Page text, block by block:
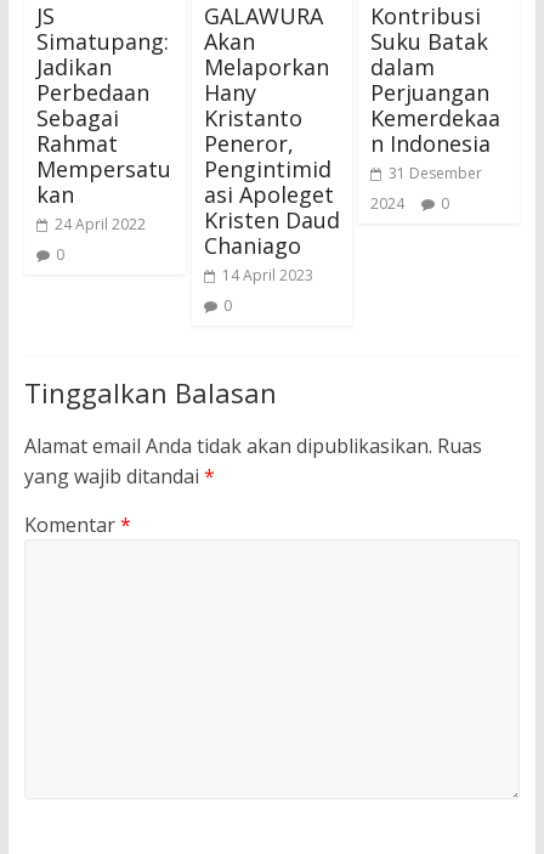
JS
Simatupang:
Jadikan
Perbedaan
Sebagai
Rahmat
Mempersatu
kan
24 April 2022
0
GALAWURA
Akan
Melaporkan
Hany
Kristanto
Peneror,
Pengintimid
asi Apoleget
Kristen Daud
Chaniago
14 April 2023
0
Kontribusi
Suku Batak
dalam
Perjuangan
Kemerdekaa
n Indonesia
31 Desember
2024
0
Tinggalkan Balasan
Alamat email Anda tidak akan dipublikasikan. Ruas
yang wajib ditandai *
Komentar*